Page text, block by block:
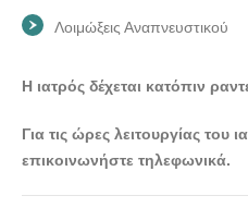
Λοιμώξεις Αναπνευστικού
Η ιατρός δέχεται κατόπιν
Για τις ώρες λειτουργίας του
επικοινωνήστε τηλεφωνικά.